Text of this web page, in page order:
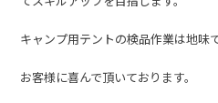
店舗接客と類似する点は多いですが
接客が多いですが笑顔の接客を求め
レビューは4.6以上と高評価を頂いて